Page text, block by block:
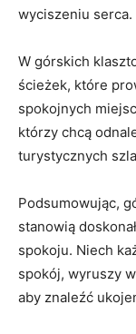
wyciszeniu ​serca.
W górskich
ścieżek, które
spokojnych
którzy chcą
turystycznych
Podsumowując,
stanowią
spokoju. Niech
spokój, wyruszy
aby znaleźć